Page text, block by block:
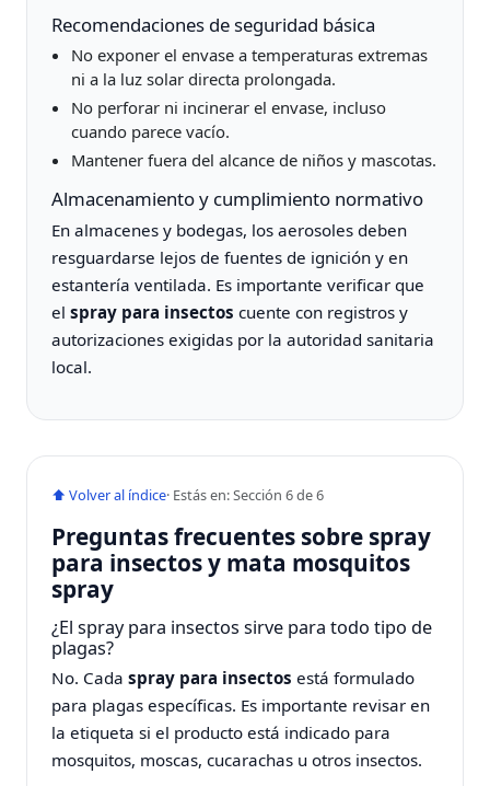
Recomendaciones de seguridad básica
No exponer el envase a temperaturas extremas
ni a la luz solar directa prolongada.
No perforar ni incinerar el envase, incluso
cuando parece vacío.
Mantener fuera del alcance de niños y mascotas.
Almacenamiento y cumplimiento normativo
En almacenes y bodegas, los aerosoles deben
resguardarse lejos de fuentes de ignición y en
estantería ventilada. Es importante verificar que
elspray para insectos cuente con registros y
autorizaciones exigidas por la autoridad sanitaria
local.
⬆ Volver al índice· Estás en: Sección 6 de 6
Preguntas frecuentes sobre spray
para insectos y mata mosquitos
spray
¿El spray para insectos sirve para todo tipo de
plagas?
No. Cadaspray para insectos está formulado
para plagas específicas. Es importante revisar en
la etiqueta si el producto está indicado para
mosquitos, moscas, cucarachas u otros insectos.